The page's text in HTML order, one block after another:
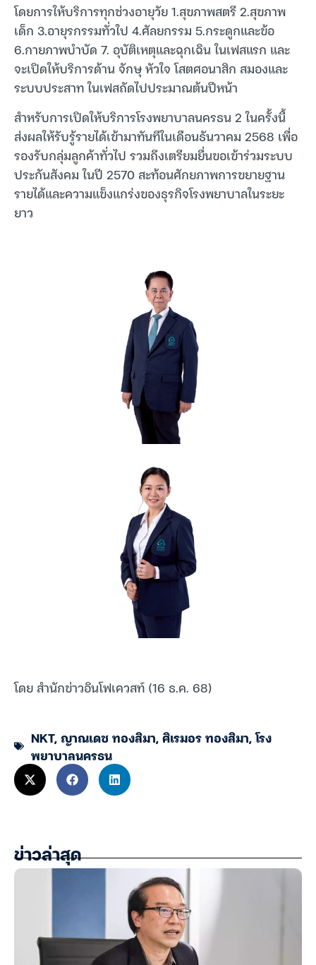
โดยการให้บริการทุกช่วงอายุวัย 1.สุขภาพสตรี 2.สุขภาพ
เด็ก 3.อายุรกรรมทั่วใป 4.ศัลยกรรม 5.กระดูกและข้อ
6.กายภาพบำบัด 7. อุบัติเหตุและฉุกเฉิน ในเฟสแรก และ
จะเปิดให้บริการด้าน จักษุ หัวใจ โสตศอนาสิก สมองและ
ระบบประสาท ในเฟสถัดไปประมาณต้นปีหน้า
สำหรับการเปิดให้บริการโรงพยาบาลนครธน 2 ในครั้งนี้
ส่งผลให้รับรู้รายได้เข้ามาทันทีในเดือนธันวาคม 2568 เพื่อ
รองรับกลุ่มลูกค้าทั่วไป รวมถึงเตรียมยื่นขอเข้าร่วมระบบ
ประกันสังคม ในปี 2570 สะท้อนศักยภาพการขยายฐาน
รายได้และความแข็งแกร่งของธุรกิจโรงพยาบาลในระยะ
ยาว
โดย สำนักข่าวอินโฟเควสท์ (16 ธ.ค. 68)
NKT,ญาณเดช ทองสิมา,ศิเรมอร ทองสิมา,โรง
พยาบาลนครธน
ข่าวล่าสุด